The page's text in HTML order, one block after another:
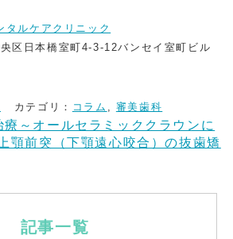
タルケアクリニック
区日本橋室町4-3-12バンセイ室町ビル
カテゴリ： コラム , 審美歯科
～オールセラミッククラウンに
上顎前突（下顎遠心咬合）の抜歯矯
記事一覧